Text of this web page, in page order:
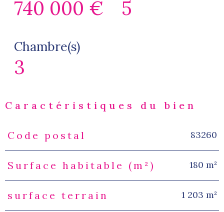
740 000 € 5
Chambre(s)
3
Caractéristiques du bien
Caractéristiques Valeurs
Code postal 83260
Surface habitable (m²) 180 m²
surface terrain 1 203 m²